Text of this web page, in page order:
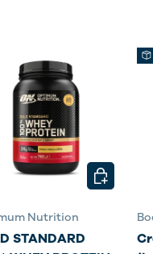
Nutrition
STANDARD
KIES